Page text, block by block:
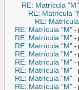
RE: Matrícula "M"
RE: Matrícula
RE:
RE: Matrícula "M" -
RE: Matrícula "M" -
RE: Matrícula "M" -
RE: Matrícula "M" -
RE: Matrícula "M" -
RE: Matrícula "M" -
RE: Matrícula "M" -
RE: Matrícula "M" -